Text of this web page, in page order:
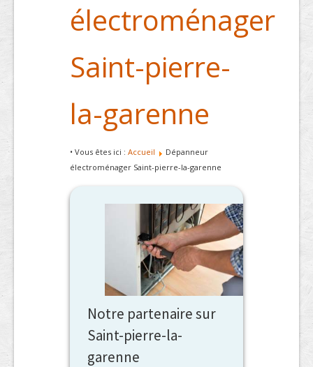
électroménager
Saint-pierre-
la-garenne
• Vous êtes ici : Accueil
Dépanneur
électroménager Saint-pierre-la-garenne
Notre partenaire sur
Saint-pierre-la-
garenne